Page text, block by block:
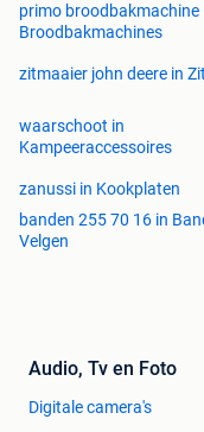
primo broodbakmachine
Broodbakmachines
zitmaaier john deere in
waarschoot in
Kampeeraccessoires
zanussi in Kookplaten
banden 255 70 16 in
Velgen
Audio, Tv en Foto
Digitale camera's